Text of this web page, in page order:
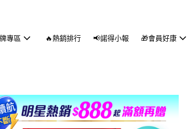
專區 🔥熱銷排行 📢諾得小報 🎁會員好康